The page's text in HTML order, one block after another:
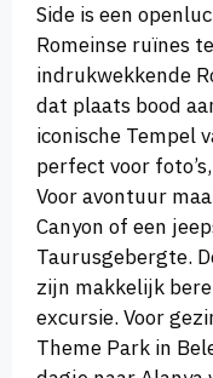
Side is een
Romeinse ruïnes
indrukwekkende
dat plaats bood
iconische Tempel
perfect voor
Voor avontuur
Canyon of een
Taurusgebergte.
zijn makkelijk
excursie. Voor
Theme Park in